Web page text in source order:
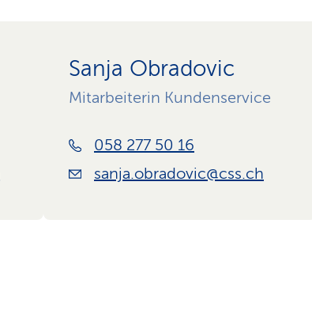
Sanja Obradovic
Mitarbeiterin Kundenservice
058 277 50 16
sanja.obradovic@css.ch